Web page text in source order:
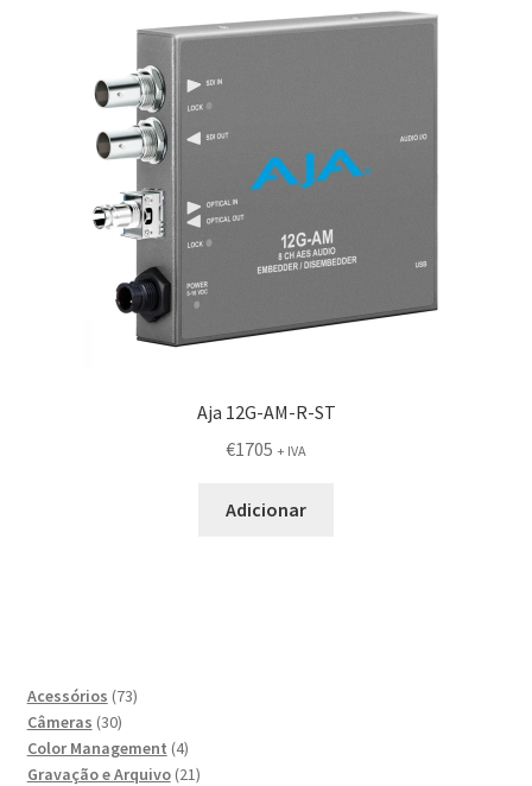
Aja 12G-AM-R-ST
€1705 + IVA
Adicionar
Acessórios 7373
Câmeras 3030
produtos
Color Management 44
produtos
Gravação e Arquivo 2121